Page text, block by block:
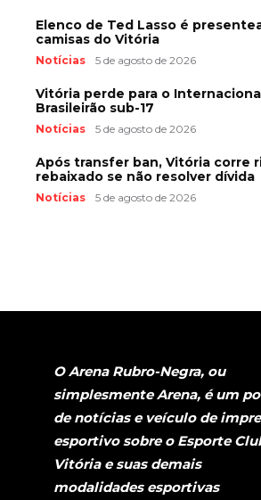
Elenco de Ted Lasso é
camisas do Vitória
Notícias 5 de agosto de 2026
Vitória perde para o
Brasileirão sub-17
Notícias 5 de agosto de 2026
Após transfer ban, Vitória corre
rebaixado se não resolver dívida
Notícias 5 de agosto de 2026
O Arena Rubro-Negra, ou
simplesmente Arena, é um
de notícias e veículo de
esportivo sobre o Esporte
Vitória e suas demais
modalidades esportivas